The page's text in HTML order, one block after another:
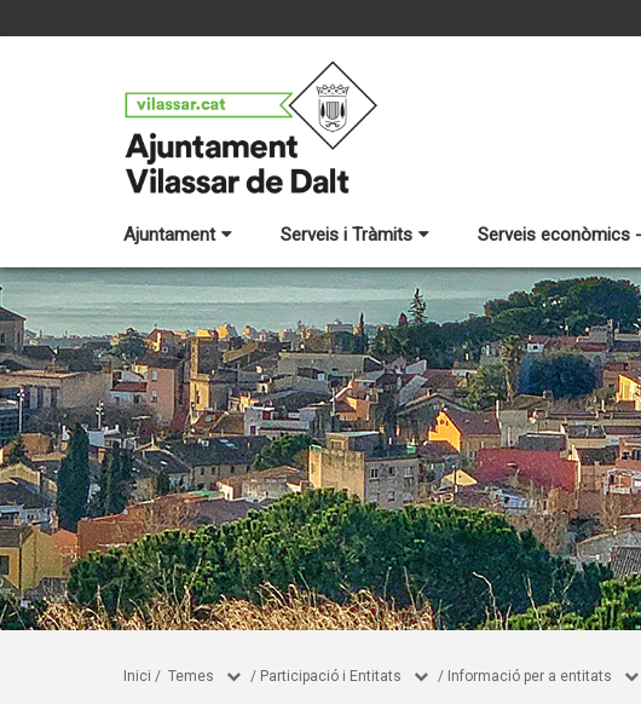
Ajuntament Serveis i Tràmits Serveis econòmics
Inici / Temes / Participació i Entitats / Informació per a entitats